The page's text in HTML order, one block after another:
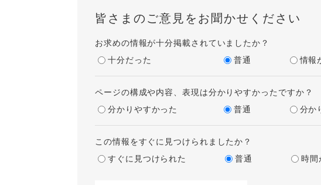
皆さまのご意見をお聞かせください
お求めの情報が十分掲載されていましたか？
十分だった
普通 情報
ページの構成や内容、表現は分かりやすかったですか？
分かりやすかった
普通 分か
この情報をすぐに見つけられましたか？
すぐに見つけられた
普通 時間